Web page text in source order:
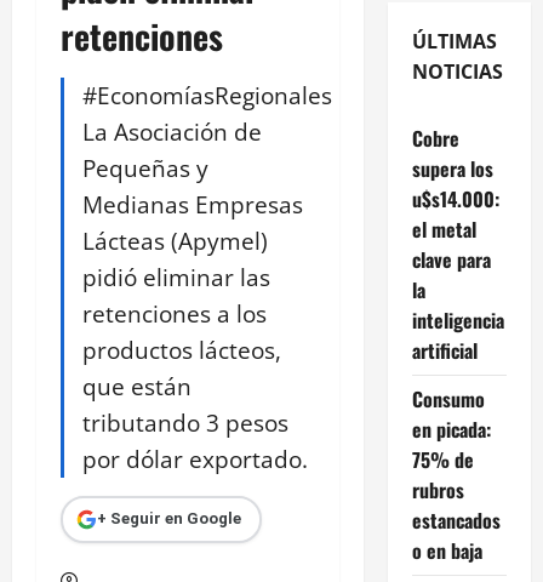
retenciones
#EconomíasRegionales
La Asociación de
Pequeñas y
Medianas Empresas
Lácteas (Apymel)
pidió eliminar las
retenciones a los
productos lácteos,
que están
tributando 3 pesos
por dólar exportado.
+ Seguir en Google
ÚLTIMAS
NOTICIAS
Cobre
supera los
u$s14.000:
el metal
clave para
la
inteligencia
artificial
Consumo
en picada:
75% de
rubros
estancados
o en baja